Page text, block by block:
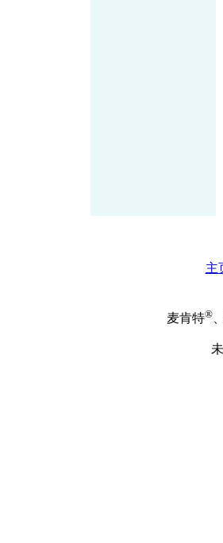
主
麦肯特®